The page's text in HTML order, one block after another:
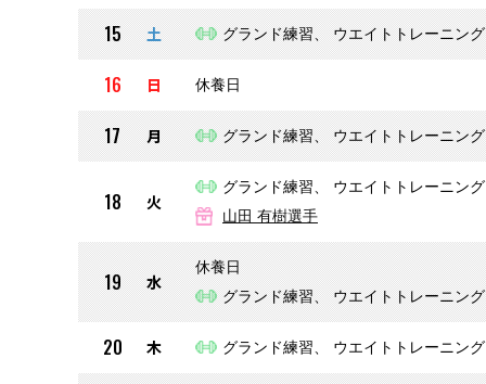
15 土 グランド練習、 ウエイトトレーニング
16 日 休養日
17 月 グランド練習、 ウエイトトレーニング
18 火
グランド練習、 ウエイトトレーニング
山田 有樹選手
19 水
休養日
グランド練習、 ウエイトトレーニング
20 木 グランド練習、 ウエイトトレーニング